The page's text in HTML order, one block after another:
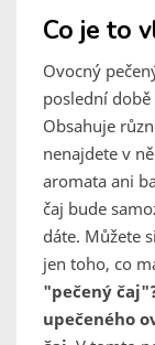
Co je to
Ovocný
poslední
Obsahuje
nenajdete v
aromata ani
čaj bude
dáte. Můžete
jen toho, co
"pečený
upečeného